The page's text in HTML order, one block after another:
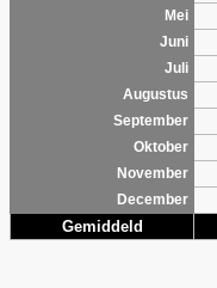
Mei
Juni
Juli
Augustus
September
Oktober
November
December
Gemiddeld